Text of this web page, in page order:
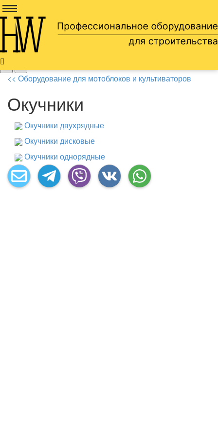
Доставка по всей россии
8 905 669 66 13
<< Оборудование для мотоблоков и культиваторов
Окучники
Окучники двухрядные
Окучники дисковые
Окучники однорядные